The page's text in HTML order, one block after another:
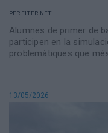
PER ELTER.NET
Alumnes de primer de
participen en la
problemàtiques que
13/05/2026